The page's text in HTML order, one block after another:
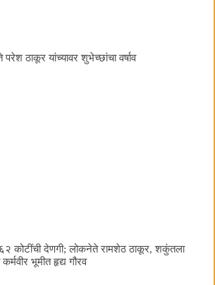
परेश ठाकूर यांच्यावर शुभेच्छांचा वर्षाव
कोटींची देणगी; लोकनेते रामशेठ ठाकूर, शकुंतला
भूमीत हृद्य गौरव